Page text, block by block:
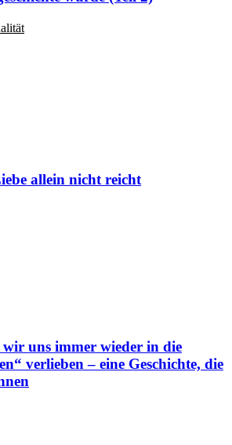
allein nicht reicht
uns immer wieder in die
verlieben – eine Geschichte, die